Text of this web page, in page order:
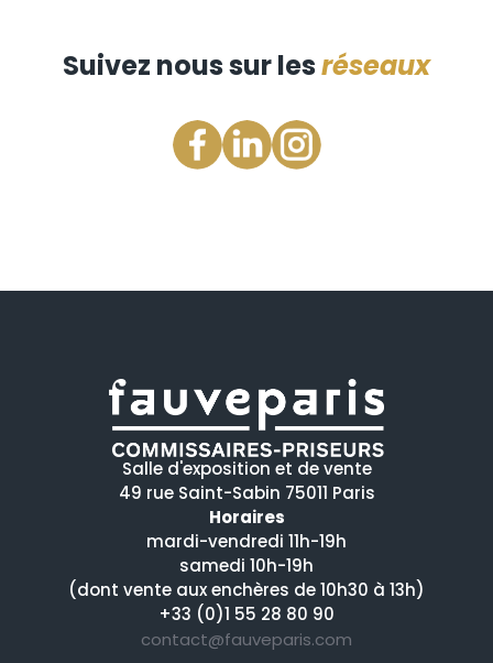
Suivez nous sur lesréseaux
Salle d'exposition et de vente
49 rue Saint-Sabin 75011 Paris
Horaires
mardi-vendredi 11h-19h
samedi 10h-19h
(dont vente aux enchères de 10h30 à 13h)
+33 (0)1 55 28 80 90
contact@fauveparis.com